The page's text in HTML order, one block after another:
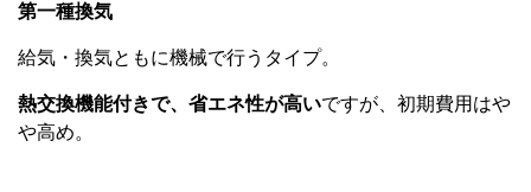
第一種換気
給気・換気ともに機械で行うタイプ。
熱交換機能付きで、省エネ性が高いですが、初期費用はや
や高め。